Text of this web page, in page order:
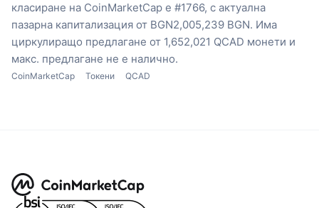
класиране на CoinMarketCap е #1766, с актуална
пазарна капитализация от BGN2,005,239 BGN. Има
циркулиращо предлагане от 1,652,021 QCAD монети и
макс. предлагане не е налично.
CoinMarketCap Токени QCAD